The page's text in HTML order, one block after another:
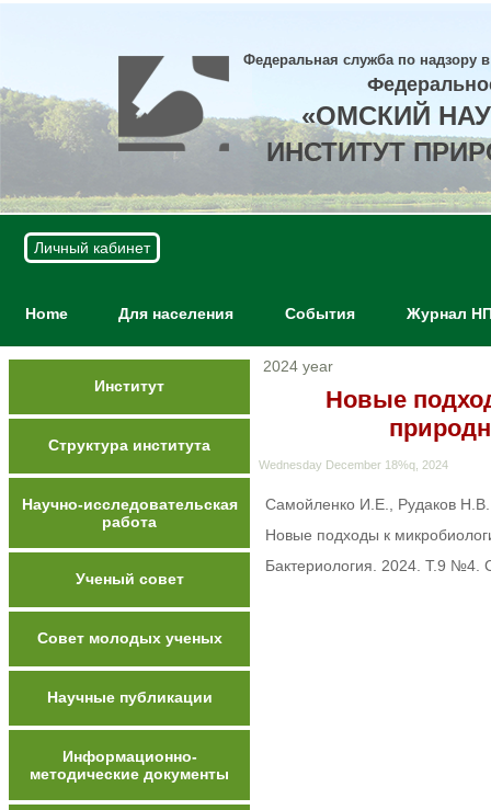
Федеральная служба по надзору
«ОМСКИЙ
ИНСТИТУТ
Личный кабинет
Home Для населения События Журнал
Институт
Структура института
Научно-исследовательская
работа
Ученый совет
Совет молодых ученых
Научные публикации
Информационно-
методические документы
2024 year
Новые
Wednesday December 18%q, 2024
Самойленко И.Е., Рудаков Н.В.
Новые подходы к
Бактериология. 2024. Т.9 №4.